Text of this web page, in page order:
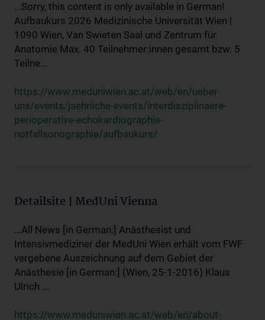
...Sorry, this content is only available in German!
Aufbaukurs 2026 Medizinische Universität Wien |
1090 Wien, Van Swieten Saal und Zentrum für
Anatomie Max. 40 Teilnehmer:innen gesamt bzw. 5
Teilne...
https://www.meduniwien.ac.at/web/en/ueber-
uns/events/jaehrliche-events/interdisziplinaere-
perioperative-echokardiographie-
notfallsonographie/aufbaukurs/
Detailsite | MedUni Vienna
...All News [in German:] Anästhesist und
Intensivmediziner der MedUni Wien erhält vom FWF
vergebene Auszeichnung auf dem Gebiet der
Anästhesie [in German:] (Wien, 25-1-2016) Klaus
Ulrich ...
https://www.meduniwien.ac.at/web/en/about-